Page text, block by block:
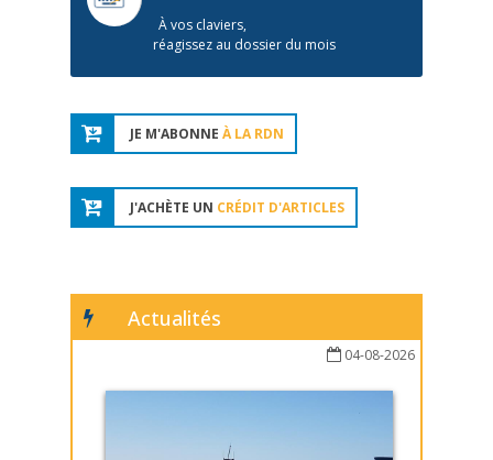
À vos claviers,
réagissez au dossier du mois
JE M'ABONNE À LA RDN
J'ACHÈTE UN CRÉDIT D'ARTICLES
Actualités
04-08-2026